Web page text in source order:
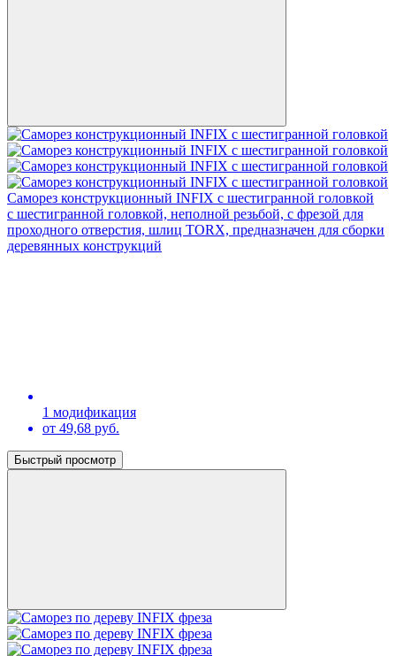
Саморез конструкционный INFIX с шестигранной головкой
с шестигранной головкой, неполной резьбой, с фрезой для
проходного отверстия, шлиц TORX, предназначен для сборки
деревянных конструкций
1 модификация
от 49,68 руб.
Быстрый просмотр